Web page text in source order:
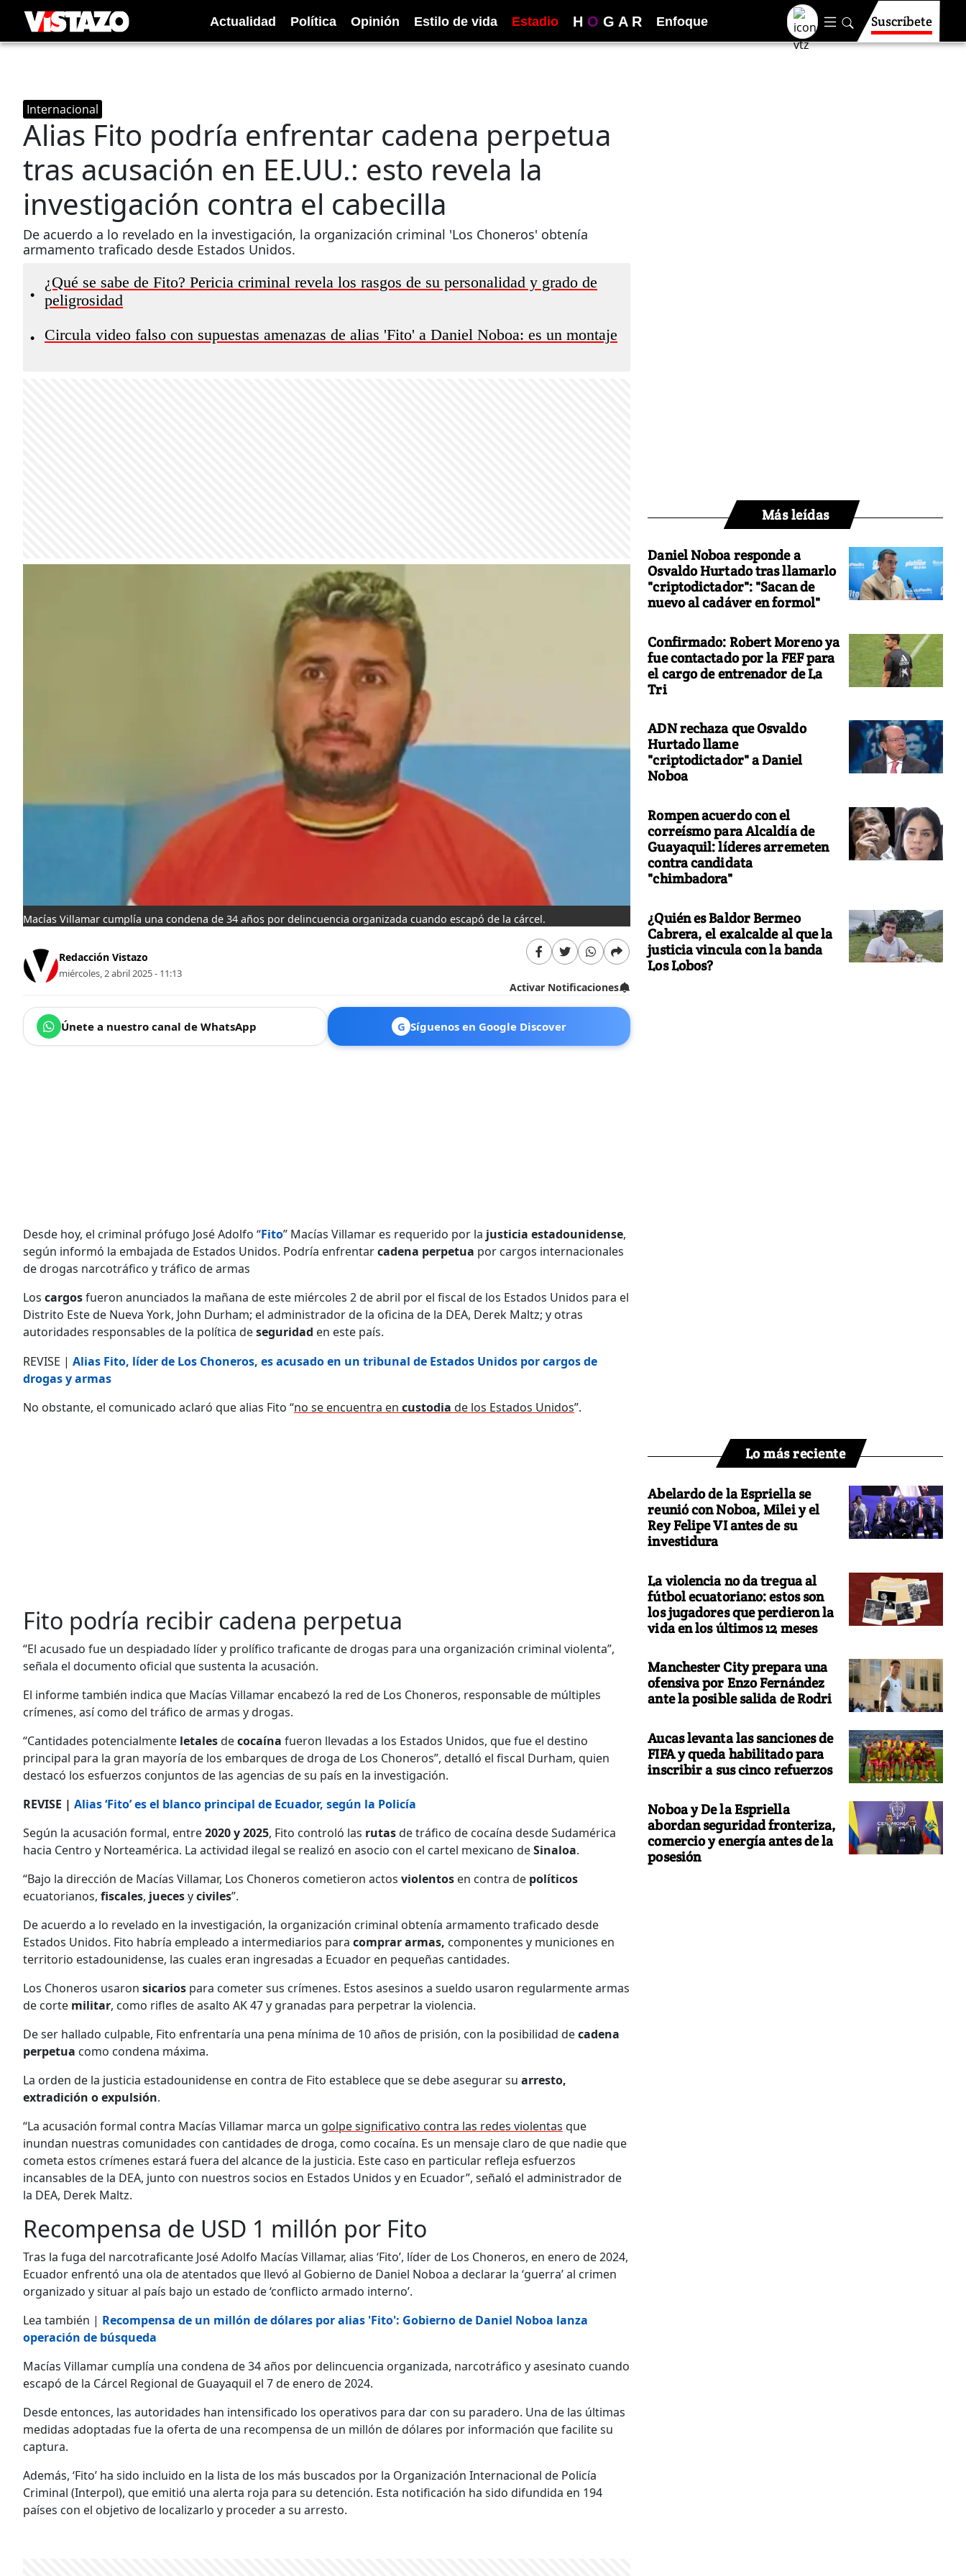
Actualidad Política Opinión Estilo de vida Estadio H O G A R Enfoque Suscríbete
Internacional
Alias Fito podría enfrentar cadena perpetua
tras acusación en EE.UU.: esto revela la
investigación contra el cabecilla
De acuerdo a lo revelado en la investigación, la organización criminal 'Los Choneros' obtenía
armamento traficado desde Estados Unidos.
•
¿Qué se sabe de Fito? Pericia criminal revela los rasgos de su personalidad y grado de
peligrosidad
• Circula video falso con supuestas amenazas de alias 'Fito' a Daniel Noboa: es un montaje
Macías Villamar cumplía una condena de 34 años por delincuencia organizada cuando escapó de la cárcel.
Redacción Vistazo
miércoles, 2 abril 2025 - 11:13
Activar Notificaciones
Únete a nuestro canal de WhatsApp G Síguenos en Google Discover
Desde hoy, el criminal prófugo José Adolfo “Fito” Macías Villamar es requerido por la justicia estadounidense,
según informó la embajada de Estados Unidos. Podría enfrentarcadena perpetua por cargos internacionales
de drogas narcotráfico y tráfico de armas
Los cargosfueron anunciados la mañana de este miércoles 2 de abril por el fiscal de los Estados Unidos para el
Distrito Este de Nueva York, John Durham; el administrador de la oficina de la DEA, Derek Maltz; y otras
autoridades responsables de la política deseguridad en este país.
REVISE | Alias Fito, líder de Los Choneros, es acusado en un tribunal de Estados Unidos por cargos de
drogas y armas
No obstante, el comunicado aclaró que alias Fito “no se encuentra en custodia de los Estados Unidos”.
Fito podría recibir cadena perpetua
“El acusado fue un despiadado líder y prolífico traficante de drogas para una organización criminal violenta”,
señala el documento oficial que sustenta la acusación.
El informe también indica que Macías Villamar encabezó la red de Los Choneros, responsable de múltiples
crímenes, así como del tráfico de armas y drogas.
“Cantidades potencialmente letalesdecocaína fueron llevadas a los Estados Unidos, que fue el destino
principal para la gran mayoría de los embarques de droga de Los Choneros”, detalló el fiscal Durham, quien
destacó los esfuerzos conjuntos de las agencias de su país en la investigación.
REVISE | Alias ‘Fito’ es el blanco principal de Ecuador, según la Policía
Según la acusación formal, entre2020 y 2025, Fito controló las rutasde tráfico de cocaína desde Sudamérica
hacia Centro y Norteamérica. La actividad ilegal se realizó en asocio con el cartel mexicano deSinaloa.
“Bajo la dirección de Macías Villamar, Los Choneros cometieron actos violentos en contra de políticos
ecuatorianos, fiscales, juecesyciviles”.
De acuerdo a lo revelado en la investigación, la organización criminal obtenía armamento traficado desde
Estados Unidos. Fito habría empleado a intermediarios para comprar armas, componentes y municiones en
territorio estadounidense, las cuales eran ingresadas a Ecuador en pequeñas cantidades.
Los Choneros usaron sicarios para cometer sus crímenes. Estos asesinos a sueldo usaron regularmente armas
de corte militar, como rifles de asalto AK 47 y granadas para perpetrar la violencia.
De ser hallado culpable, Fito enfrentaría una pena mínima de 10 años de prisión, con la posibilidad decadena
perpetua como condena máxima.
La orden de la justicia estadounidense en contra de Fito establece que se debe asegurar su arresto,
extradición o expulsión.
“La acusación formal contra Macías Villamar marca un golpe significativo contra las redes violentas que
inundan nuestras comunidades con cantidades de droga, como cocaína. Es un mensaje claro de que nadie que
cometa estos crímenes estará fuera del alcance de la justicia. Este caso en particular refleja esfuerzos
incansables de la DEA, junto con nuestros socios en Estados Unidos y en Ecuador”, señaló el administrador de
la DEA, Derek Maltz.
Recompensa de USD 1 millón por Fito
Tras la fuga del narcotraficante José Adolfo Macías Villamar, alias ‘Fito’, líder de Los Choneros, en enero de 2024,
Ecuador enfrentó una ola de atentados que llevó al Gobierno de Daniel Noboa a declarar la ‘guerra’ al crimen
organizado y situar al país bajo un estado de ‘conflicto armado interno’.
Lea también | Recompensa de un millón de dólares por alias 'Fito': Gobierno de Daniel Noboa lanza
operación de búsqueda
Macías Villamar cumplía una condena de 34 años por delincuencia organizada, narcotráfico y asesinato cuando
escapó de la Cárcel Regional de Guayaquil el 7 de enero de 2024.
Desde entonces, las autoridades han intensificado los operativos para dar con su paradero. Una de las últimas
medidas adoptadas fue la oferta de una recompensa de un millón de dólares por información que facilite su
captura.
Además, ‘Fito’ ha sido incluido en la lista de los más buscados por la Organización Internacional de Policía
Criminal (Interpol), que emitió una alerta roja para su detención. Esta notificación ha sido difundida en 194
países con el objetivo de localizarlo y proceder a su arresto.
Más leídas
Daniel Noboa responde a
Osvaldo Hurtado tras llamarlo
"criptodictador": "Sacan de
nuevo al cadáver en formol"
Confirmado: Robert Moreno ya
fue contactado por la FEF para
el cargo de entrenador de La
Tri
ADN rechaza que Osvaldo
Hurtado llame
"criptodictador" a Daniel
Noboa
Rompen acuerdo con el
correísmo para Alcaldía de
Guayaquil: líderes arremeten
contra candidata
"chimbadora"
¿Quién es Baldor Bermeo
Cabrera, el exalcalde al que la
justicia vincula con la banda
Los Lobos?
Lo más reciente
Abelardo de la Espriella se
reunió con Noboa, Milei y el
Rey Felipe VI antes de su
investidura
La violencia no da tregua al
fútbol ecuatoriano: estos son
los jugadores que perdieron la
vida en los últimos 12 meses
Manchester City prepara una
ofensiva por Enzo Fernández
ante la posible salida de Rodri
Aucas levanta las sanciones de
FIFA y queda habilitado para
inscribir a sus cinco refuerzos
Noboa y De la Espriella
abordan seguridad fronteriza,
comercio y energía antes de la
posesión